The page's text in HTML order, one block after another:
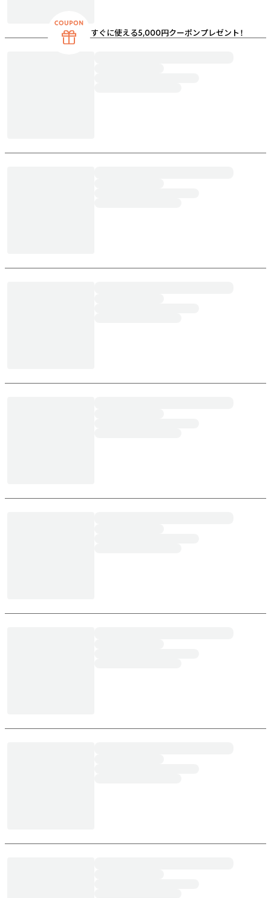
すぐに使える5,000円クーポンプレゼント！